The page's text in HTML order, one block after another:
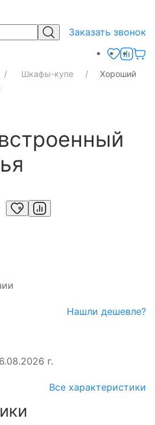
Заказать звонок
Шкафы-купе
Хороший
Нашли дешевле?
г.
Все характеристики